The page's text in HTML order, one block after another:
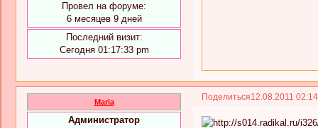
Провел на форуме:
6 месяцев 9 дней
Последний визит:
Сегодня 01:17:33 pm
Поделиться12.08.2011
Maria
Администратор